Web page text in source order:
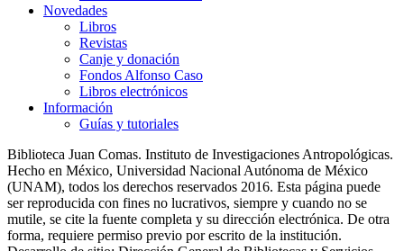
Novedades
Libros
Revistas
Canje y donación
Fondos Alfonso Caso
Libros electrónicos
Información
Guías y tutoriales
Biblioteca Juan Comas. Instituto de Investigaciones Antropológicas.
Hecho en México, Universidad Nacional Autónoma de México
(UNAM), todos los derechos reservados 2016. Esta página puede
ser reproducida con fines no lucrativos, siempre y cuando no se
mutile, se cite la fuente completa y su dirección electrónica. De otra
forma, requiere permiso previo por escrito de la institución.